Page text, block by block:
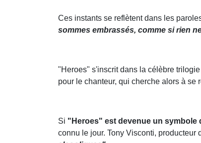
Ces instants se reflètent dans les
sommes embrassés, comme si rien
"Heroes" s'inscrit dans la célèbre
pour le chanteur, qui cherche alors à
Si "Heroes" est devenue un symbole
connu le jour. Tony Visconti, producteur